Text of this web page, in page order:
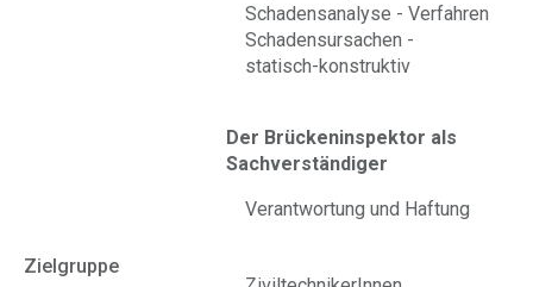
Schadensanalyse - Verfahren
Schadensursachen -
statisch-konstruktiv
Der Brückeninspektor als
Sachverständiger
Verantwortung und Haftung
Zielgruppe